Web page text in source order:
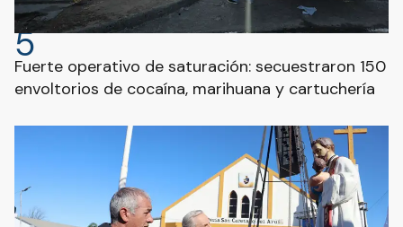
5
Fuerte operativo de saturación: secuestraron 150
envoltorios de cocaína, marihuana y cartuchería